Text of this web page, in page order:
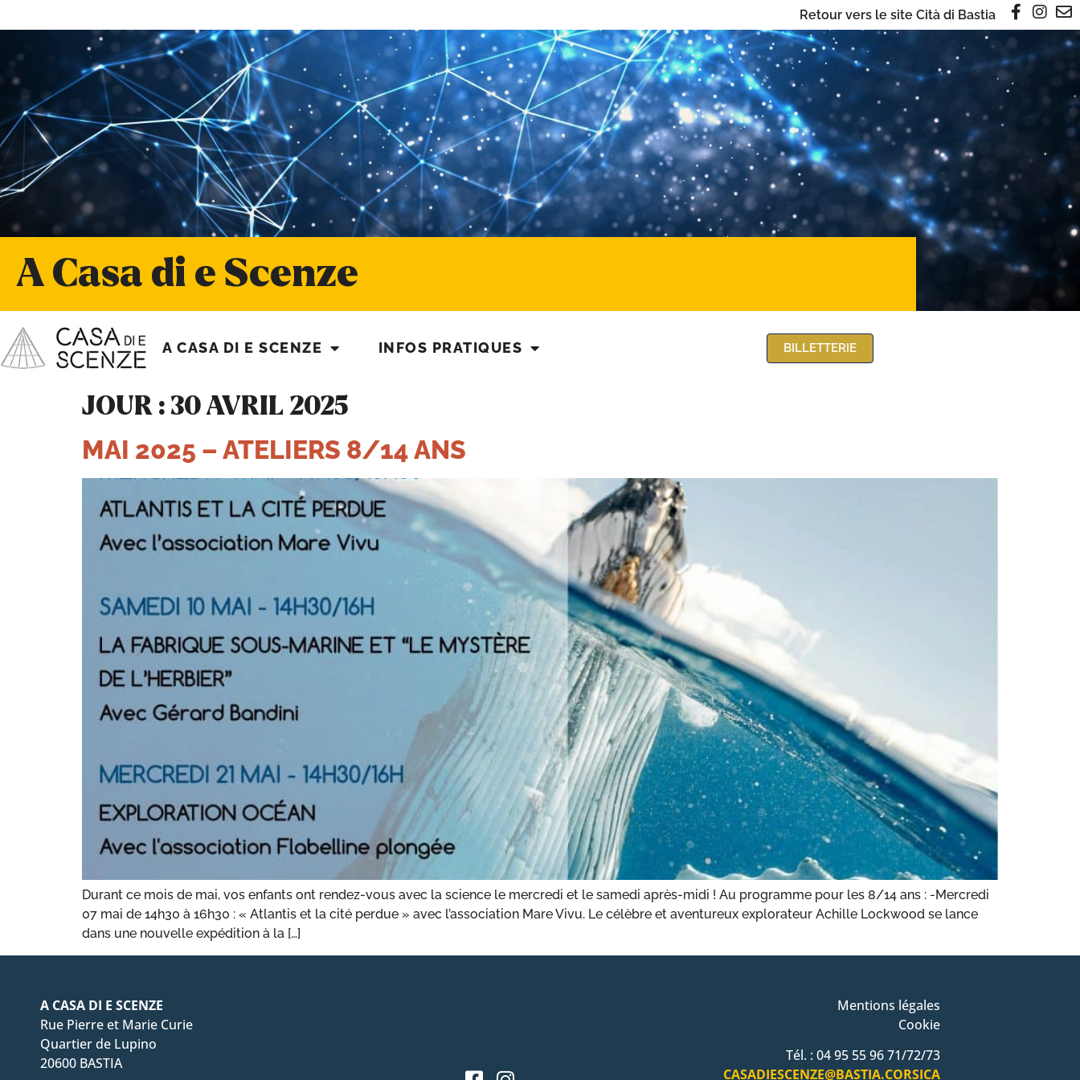
Retour vers le site Cità di Bastia
A Casa di e Scenze
A CASA DI E SCENZE INFOS PRATIQUES BILLETTERIE
JOUR : 30 AVRIL 2025
MAI 2025 – ATELIERS 8/14 ANS
Durant ce mois de mai, vos enfants ont rendez-vous avec la science le mercredi et le samedi après-midi ! Au programme pour les 8/14 ans : -Mercredi
07 mai de 14h30 à 16h30 : « Atlantis et la cité perdue » avec l’association Mare Vivu. Le célèbre et aventureux explorateur Achille Lockwood se lance
dans une nouvelle expédition à la […]
A CASA DI E SCENZE
Rue Pierre et Marie Curie
Quartier de Lupino
20600 BASTIA
Mentions légales
Cookie
Tél. : 04 95 55 96 71/72/73
CASADIESCENZE@BASTIA.CORSICA